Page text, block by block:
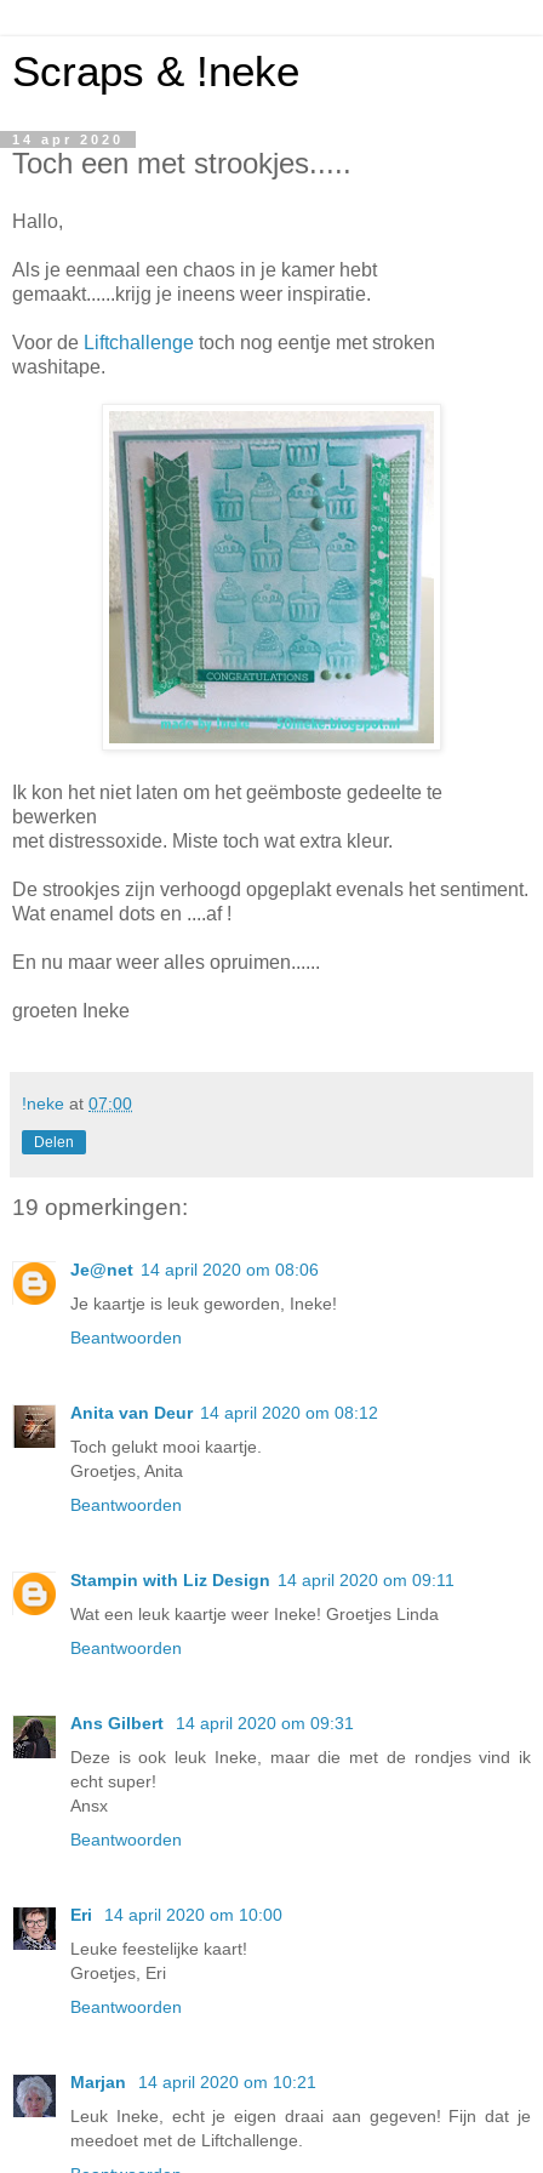
Scraps & !neke
14 apr 2020
Toch een met strookjes.....
Hallo,
Als je eenmaal een chaos in je kamer hebt
gemaakt......krijg je ineens weer inspiratie.
Voor de Liftchallenge toch nog eentje met stroken
washitape.
Ik kon het niet laten om het geëmboste gedeelte te
bewerken
met distressoxide. Miste toch wat extra kleur.
De strookjes zijn verhoogd opgeplakt evenals het sentiment.
Wat enamel dots en ....af !
En nu maar weer alles opruimen......
groeten Ineke
!neke at 07:00
Delen
19 opmerkingen:
Je@net 14 april 2020 om 08:06
Je kaartje is leuk geworden, Ineke!
Beantwoorden
Anita van Deur 14 april 2020 om 08:12
Toch gelukt mooi kaartje.
Groetjes, Anita
Beantwoorden
Stampin with Liz Design 14 april 2020 om 09:11
Wat een leuk kaartje weer Ineke! Groetjes Linda
Beantwoorden
Ans Gilbert
14 april 2020 om 09:31
Deze is ook leuk Ineke, maar die met de rondjes vind ik
echt super!
Ansx
Beantwoorden
Eri
14 april 2020 om 10:00
Leuke feestelijke kaart!
Groetjes, Eri
Beantwoorden
Marjan
14 april 2020 om 10:21
Leuk Ineke, echt je eigen draai aan gegeven! Fijn dat je
meedoet met de Liftchallenge.